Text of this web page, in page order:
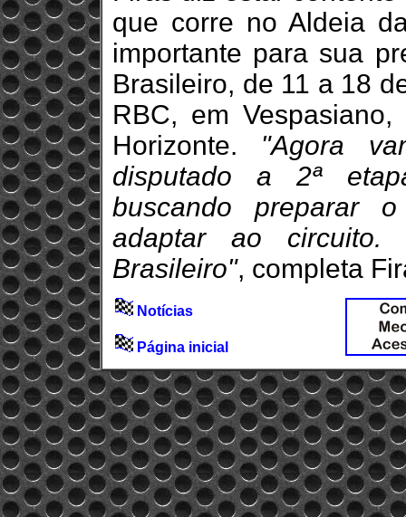
que corre no Aldeia
importante para sua
Brasileiro, de 11 a 18
RBC, em
Horizonte. "Agora
disputado a 2ª
buscando preparar
adaptar ao
Brasileiro", completa
Notícias
Página inicial